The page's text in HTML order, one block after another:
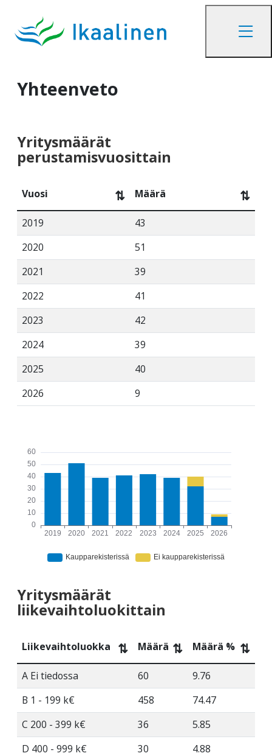
Yhteenveto
Yritysmäärät
perustamisvuosittain
Vuosi ⇅ Määrä ⇅
2019
43
2020
51
2021
39
2022
41
2023
42
2024
39
2025
40
2026
9
Yritysmäärät
liikevaihtoluokittain
Liikevaihtoluokka ⇅ Määrä ⇅ Määrä % ⇅
A Ei tiedossa 60
9.76
B 1 - 199 k€
458
74.47
C 200 - 399 k€
36
5.85
D 400 - 999 k€
30
4.88